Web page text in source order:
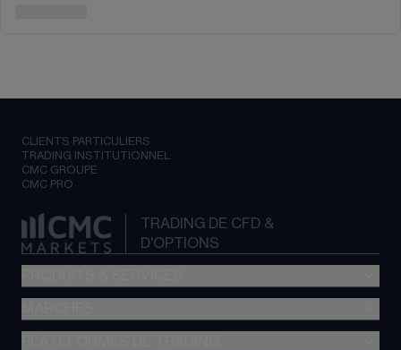
CLIENTS PARTICULIERS
TRADING INSTITUTIONNEL
CMC GROUPE
CMC PRO
TRADING DE CFD &
D'OPTIONS